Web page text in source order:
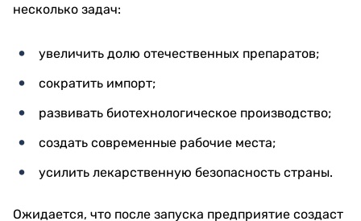
несколько задач:
увеличить долю отечественных препаратов;
сократить импорт;
развивать биотехнологическое производство;
создать современные рабочие места;
усилить лекарственную безопасность страны.
Ожидается, что после запуска предприятие создаст